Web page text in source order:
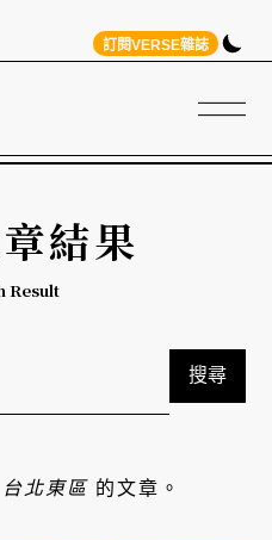
訂閱VERSE雜誌
結果
Result
搜尋
台北東區 的文章。